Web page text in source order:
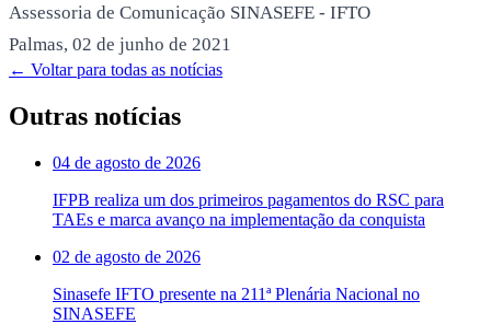
Assessoria de Comunicação SINASEFE - IFTO
Palmas, 02 de junho de 2021
← Voltar para todas as notícias
Outras notícias
04 de agosto de 2026
IFPB realiza um dos primeiros pagamentos do RSC para
TAEs e marca avanço na implementação da conquista
02 de agosto de 2026
Sinasefe IFTO presente na 211ª Plenária Nacional no
SINASEFE